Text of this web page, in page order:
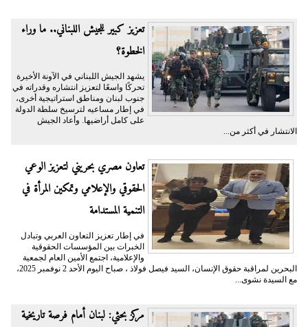
تعزيز كبير للجيش اللبناني.. ما وراء
الخطوة؟
يشهد الجيش اللبناني في الآونة الأخيرة
تحركًا واسعًا لتعزيز انتشاره وقدراته في
جنوب لبنان ومناطق استراتيجية أخرى،
في إطار مساعيه لترسيخ سلطة الدولة
على كامل أراضيها. وأعاد الجيش
الانتشار في أكثر من...
تعاون مصري بحريني لتعزيز الوعي
الحقوقي والإعلامي وتمكين المرأة في
التنمية المستدامة
في إطار تعزيز التعاون العربي وتبادل
الخبرات بين المؤسسات الحقوقية
والإعلامية، اجتمع الأمين العام لجمعية
البحرين لمراقبة حقوق الإنسان، السيد فيصل فولاذ ، صباح اليوم الأحد 2 نوفمبر 2025،
مع السيدة نشوى...
مركز بحثي: لبنان أمام فرصة تاريخية